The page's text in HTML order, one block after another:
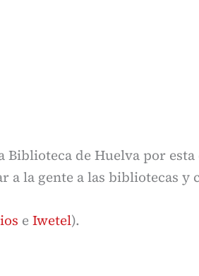
Biblioteca de Huelva por
a la gente a las bibliotecas
e Iwetel).